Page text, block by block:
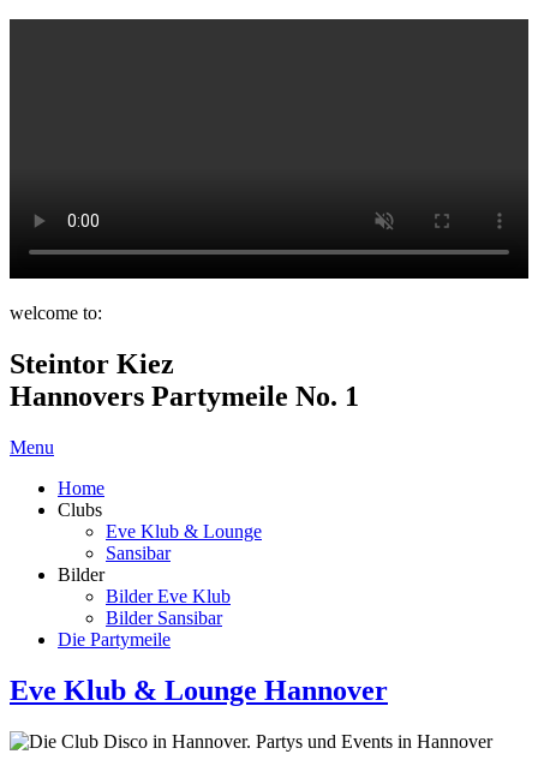
welcome to:
Steintor Kiez
Hannovers Partymeile No. 1
Menu
Home
Clubs
Eve Klub & Lounge
Sansibar
Bilder
Bilder Eve Klub
Bilder Sansibar
Die Partymeile
Eve Klub & Lounge Hannover